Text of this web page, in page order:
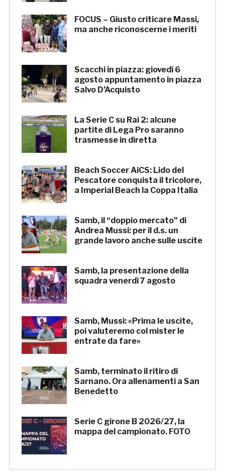
FOCUS – Giusto criticare Massi,
ma anche riconoscerne i meriti
Scacchi in piazza: giovedì 6
agosto appuntamento in piazza
Salvo D’Acquisto
La Serie C su Rai 2: alcune
partite di Lega Pro saranno
trasmesse in diretta
Beach Soccer AiCS: Lido del
Pescatore conquista il tricolore,
a Imperial Beach la Coppa Italia
Samb, il “doppio mercato” di
Andrea Mussi: per il d.s. un
grande lavoro anche sulle uscite
Samb, la presentazione della
squadra venerdì 7 agosto
Samb, Mussi: «Prima le uscite,
poi valuteremo col mister le
entrate da fare»
Samb, terminato il ritiro di
Sarnano. Ora allenamenti a San
Benedetto
Serie C girone B 2026/27, la
mappa del campionato. FOTO